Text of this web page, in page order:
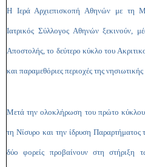
Η Ιερά Αρχιεπισκοπή Αθηνών με
Ιατρικός Σύλλογος Αθηνών ξεκινούν,
Αποστολής, το δεύτερο κύκλο του
και παραμεθόριες περιοχές της
Μετά την ολοκλήρωση του πρώτο
τη Νίσυρο και την ίδρυση Παραρτήματος
δύο φορείς προβαίνουν στη στήριξη